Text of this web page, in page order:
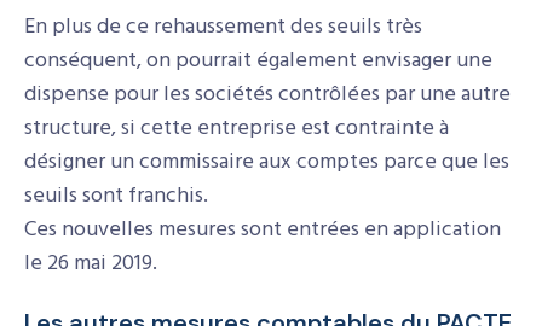
En plus de ce rehaussement des seuils très
conséquent, on pourrait également envisager une
dispense pour les sociétés contrôlées par une autre
structure, si cette entreprise est contrainte à
désigner un commissaire aux comptes parce que les
seuils sont franchis.
Ces nouvelles mesures sont entrées en application
le 26 mai 2019.